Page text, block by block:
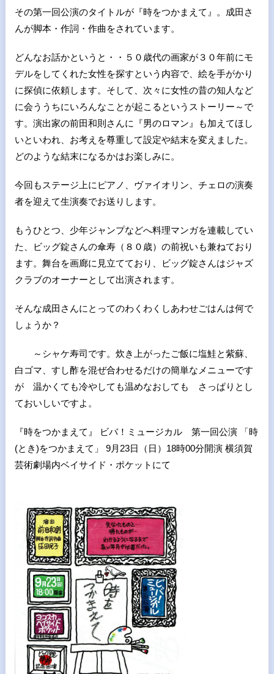
その第一回公演のタイトルが『時をつかまえて』。成田さ
んが脚本・作詞・作曲をされています。
どんなお話かというと・・５０歳代の画家が３０年前にモ
デルをしてくれた女性を探すという内容で、絵を手がかり
に探偵に依頼します。そして、次々に女性の昔の知人など
に会ううちにいろんなことが起こるというストーリー～で
す。演出家の前田和則さんに『男のロマン』も加えてほし
いといわれ、お考えを尊重して設定や結末を変えました。
どのような結末になるかはお楽しみに。
今回もステージ上にピアノ、ヴァイオリン、チェロの演奏
者を迎えて生演奏でお送りします。
もうひとつ、少年ジャンプなどへ料理マンガを連載してい
た、ビッグ錠さんの傘寿（８０歳）の前祝いも兼ねており
ます。舞台を画廊に見立てており、ビッグ錠さんはジャズ
クラブのオーナーとして出演されます。
そんな成田さんにとってのわくわくしあわせごはんは何で
しょうか？
～シャケ寿司です。炊き上がったご飯に塩鮭と紫蘇、
白ゴマ、すし酢を混ぜ合わせるだけの簡単なメニューです
が 温かくても冷やしても温めなおしても さっぱりとし
ておいしいですよ。
『時をつかまえて』 ビバ！ミュージカル 第一回公演 「時
(とき)をつかまえて」 9月23日（日）18時00分開演 横須賀
芸術劇場内ベイサイド・ポケットにて